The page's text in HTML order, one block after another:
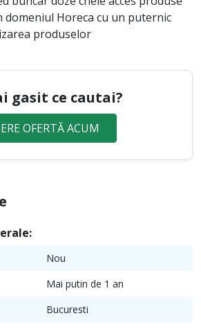
Horeca cu un puternic
produselor
gasit ce cautai?
OFERTĂ ACUM
Nou
Mai putin de 1 an
Bucuresti